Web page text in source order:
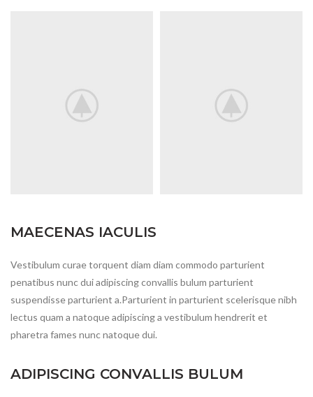
MAECENAS IACULIS
Vestibulum curae torquent diam diam commodo parturient
penatibus nunc dui adipiscing convallis bulum parturient
suspendisse parturient a.Parturient in parturient scelerisque nibh
lectus quam a natoque adipiscing a vestibulum hendrerit et
pharetra fames nunc natoque dui.
ADIPISCING CONVALLIS BULUM